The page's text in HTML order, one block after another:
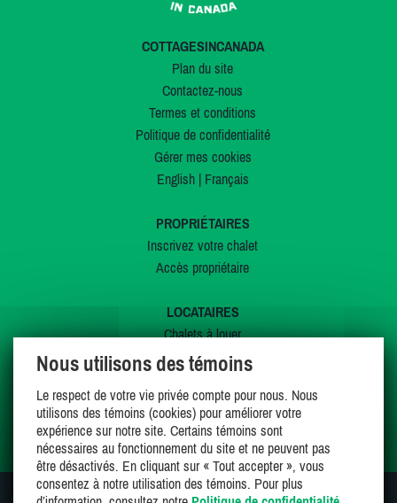
COTTAGESINCANADA
Plan du site
Contactez-nous
Termes et conditions
Politique de confidentialité
Gérer mes cookies
English| Français
PROPRIÉTAIRES
Inscrivez votre chalet
Accès propriétaire
LOCATAIRES
Chalets à louer
Chalets à vendre
Offres spéciales
Mes favoris
Nous utilisons des témoins
Le respect de votre vie privée compte pour nous. Nous
utilisons des témoins (cookies) pour améliorer votre
expérience sur notre site. Certains témoins sont
nécessaires au fonctionnement du site et ne peuvent pas
être désactivés. En cliquant sur « Tout accepter », vous
consentez à notre utilisation des témoins. Pour plus